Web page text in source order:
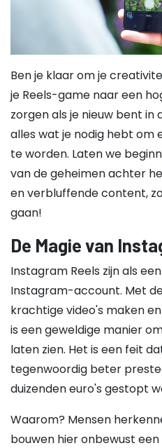
Ben je klaar om je
je Reels-game naar een
zorgen als je nieuw bent
alles wat je nodig hebt om
te worden. Laten we
van de geheimen achter
en verbluffende content,
gaan!
De Magie van
Instagram Reels zijn als
Instagram-account. Met
krachtige video's maken
is een geweldige manier
laten zien. Het is een feit
tegenwoordig beter
duizenden euro's gestopt
Waarom? Mensen
bouwen hier onbewust